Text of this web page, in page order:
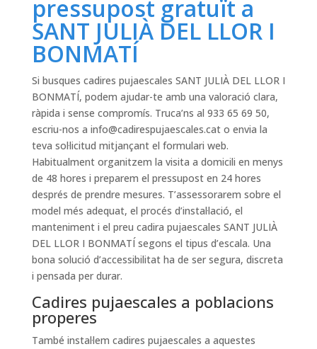
pressupost gratuït a
SANT JULIÀ DEL LLOR I
BONMATÍ
Si busques cadires pujaescales SANT JULIÀ DEL LLOR I
BONMATÍ, podem ajudar-te amb una valoració clara,
ràpida i sense compromís. Truca’ns al 933 65 69 50,
escriu-nos a info@cadirespujaescales.cato envia la
teva sol·licitud mitjançant el formulari web.
Habitualment organitzem la visita a domicili en menys
de 48 hores i preparem el pressupost en 24 hores
després de prendre mesures. T’assessorarem sobre el
model més adequat, el procés d’instal·lació, el
manteniment i el preu cadira pujaescales SANT JULIÀ
DEL LLOR I BONMATÍ segons el tipus d’escala. Una
bona solució d’accessibilitat ha de ser segura, discreta
i pensada per durar.
Cadires pujaescales a poblacions
properes
També instal·lem cadires pujaescales a aquestes